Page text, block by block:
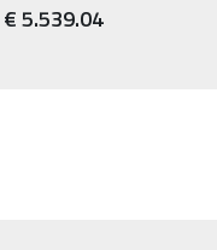
€ 5.539.04